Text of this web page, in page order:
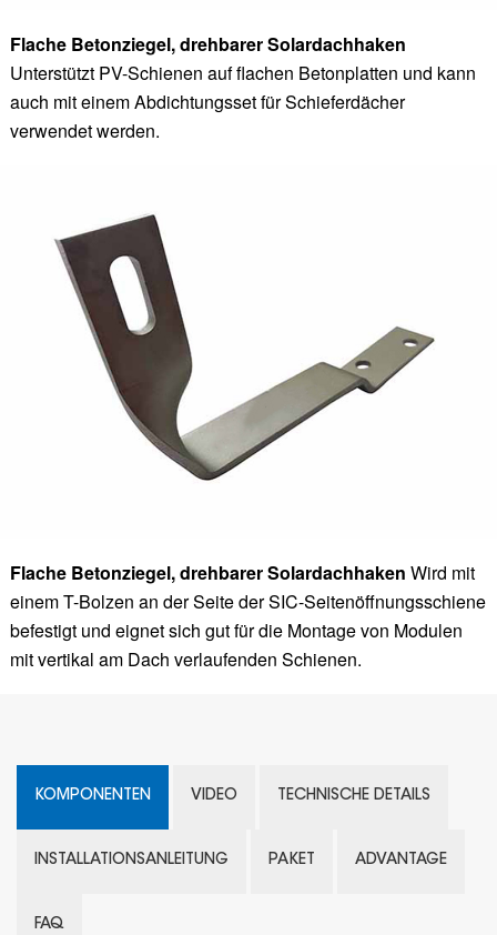
Flache Betonziegel, drehbarer Solardachhaken
Unterstützt PV-Schienen auf flachen Betonplatten und kann
auch mit einem Abdichtungsset für Schieferdächer
verwendet werden.
Flache Betonziegel, drehbarer Solardachhaken Wird mit
einem T-Bolzen an der Seite der SIC-Seitenöffnungsschiene
befestigt und eignet sich gut für die Montage von Modulen
mit vertikal am Dach verlaufenden Schienen.
KOMPONENTEN VIDEO TECHNISCHE DETAILS
INSTALLATIONSANLEITUNG PAKET ADVANTAGE
FAQ